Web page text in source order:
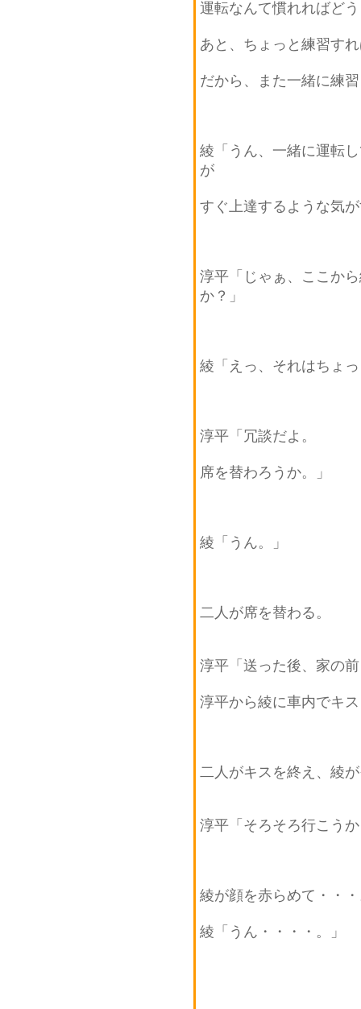
運転なんて慣れればど
あと、ちょっと練習す
だから、また一緒に練
綾「うん、一緒に運転
が
すぐ上達するような気
淳平「じゃぁ、ここか
か？」
綾「えっ、それはちょ
淳平「冗談だよ。
席を替わろうか。」
綾「うん。」
二人が席を替わる。
淳平「送った後、家の
淳平から綾に車内でキ
二人がキスを終え、綾
淳平「そろそろ行こう
綾が顔を赤らめて・・
綾「うん・・・・。」